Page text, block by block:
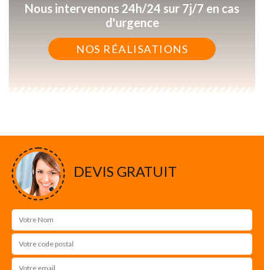
Nous intervenons 24h/24 sur 7j/7 en cas
d'urgence
NOS RÉALISATIONS
DEVIS GRATUIT